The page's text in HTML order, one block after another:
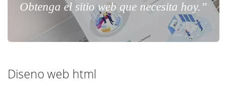
Obtenga el sitio web que necesita hoy.”
Diseno web html